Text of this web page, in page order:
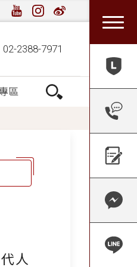
02-2388-7971
區
人